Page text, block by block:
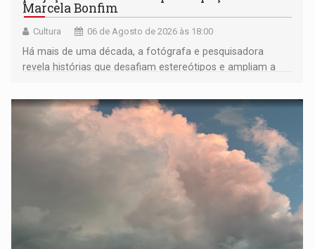
Marcela Bonfim
Cultura 06 de Agosto de 2026 às 18:00
Há mais de uma década, a fotógrafa e pesquisadora
revela histórias que desafiam estereótipos e ampliam a
negras